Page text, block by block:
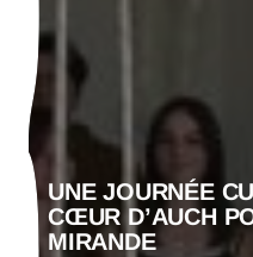
méthodologique, les
débuté le 1er avril. À
été interrogées sur leur
modalités de…
UNE JOURNÉE
CŒUR D’AUCH
MIRANDE